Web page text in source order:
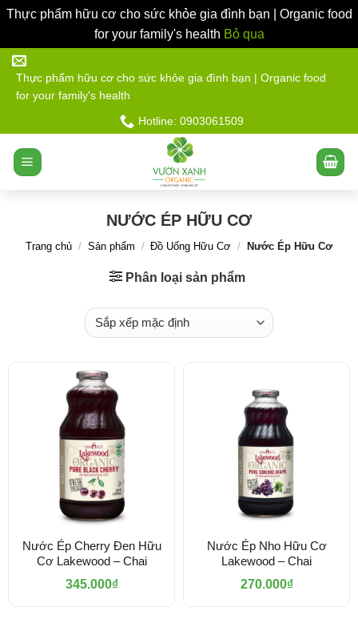
Thực phẩm hữu cơ cho sức khỏe gia đình bạn | Organic food
for your family's health Bỏ qua
Bỏ
qua
nội
Thực phẩm hữu cơ cho sức khỏe gia đình bạn | Organic food
for your family's health
Hotline: 0903061509
NƯỚC ÉP HỮU CƠ
Trang chủ / Sản phẩm / Đồ Uống Hữu Cơ / Nước Ép Hữu Cơ
Phân loại sản phẩm
Nước Ép Cherry Đen Hữu
Cơ Lakewood – Chai
345.000₫
Nước Ép Nho Hữu Cơ
Lakewood – Chai
270.000₫